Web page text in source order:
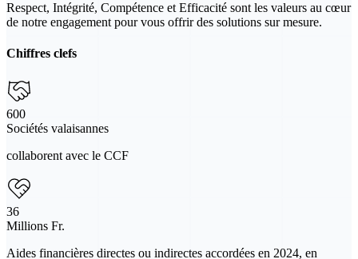
Respect, Intégrité, Compétence et Efficacité sont les valeurs au cœur
de notre engagement pour vous offrir des solutions sur mesure.
Chiffres clefs
600
Sociétés valaisannes
collaborent avec le CCF
36
Millions Fr.
Aides financières directes ou indirectes accordées en 2024, en